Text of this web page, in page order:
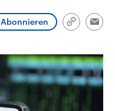
Abonnieren
Link